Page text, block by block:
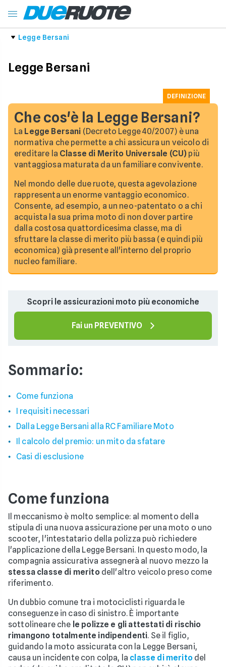
Legge Bersani
Legge Bersani
Che cos'è la Legge Bersani?
La Legge Bersani (Decreto Legge 40/2007) è una
normativa che permette a chi assicura un veicolo di
ereditare la Classe di Merito Universale (CU) più
vantaggiosa maturata da un familiare convivente.
Nel mondo delle due ruote, questa agevolazione
rappresenta un enorme vantaggio economico.
Consente, ad esempio, a un neo-patentato o a chi
acquista la sua prima moto di non dover partire
dalla costosa quattordicesima classe, ma di
sfruttare la classe di merito più bassa (e quindi più
economica) già presente all'interno del proprio
nucleo familiare.
DEFINIZIONE
Scopri le assicurazioni moto più economiche
Fai un PREVENTIVO
Sommario:
Come funziona
I requisiti necessari
Dalla Legge Bersani alla RC Familiare Moto
Il calcolo del premio: un mito da sfatare
Casi di esclusione
Come funziona
Il meccanismo è molto semplice: al momento della
stipula di una nuova assicurazione per una moto o uno
scooter, l'intestatario della polizza può richiedere
l'applicazione della Legge Bersani. In questo modo, la
compagnia assicurativa assegnerà al nuovo mezzo la
stessa classe di meritodell'altro veicolo preso come
riferimento.
Un dubbio comune tra i motociclisti riguarda le
conseguenze in caso di sinistro. È importante
sottolineare che le polizze e gli attestati di rischio
rimangono totalmente indipendenti. Se il figlio,
guidando la moto assicurata con la Legge Bersani,
causa un incidente con colpa, la classe di meritodel